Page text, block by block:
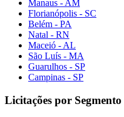
Manaus - AM
Florianópolis - SC
Belém - PA
Natal - RN
Maceió - AL
São Luís - MA
Guarulhos - SP
Campinas - SP
Licitações por Segmento